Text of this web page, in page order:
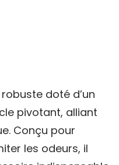
doté d’un
pivotant, alliant
Conçu pour
les odeurs, il